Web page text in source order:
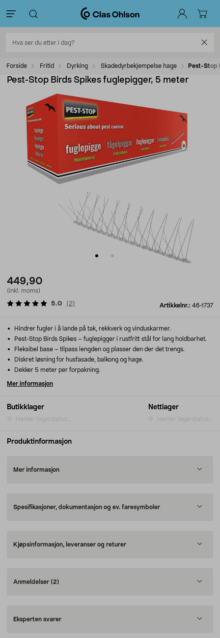
Forside Fritid Dyrking Skadedyrbekjempelse hage Pest-Stop
Pest-Stop Birds Spikes fuglepigger, 5 meter
449,90
(inkl. moms)
Artikkelnr.: 46-1737
5.0 ( 2)
Butikklager
Henter lagerstatus...
Nettlager
Henter lagerstatus...
Hindrer fugler i å lande på tak, rekkverk og vinduskarmer.
Pest-Stop Birds Spikes – fuglepigger i rustfritt stål for lang holdbarhet.
Fleksibel base – tilpass lengden og plasser den der det trengs.
Diskret løsning for husfasade, balkong og hage.
Dekker 5 meter per forpakning.
Mer informasjon
Produktinformasjon
Mer informasjon
Spesifikasjoner, dokumentasjon og ev. faresymboler
Kjøpsinformasjon, leveranser og returer
Anmeldelser (2)
Eksperten svarer